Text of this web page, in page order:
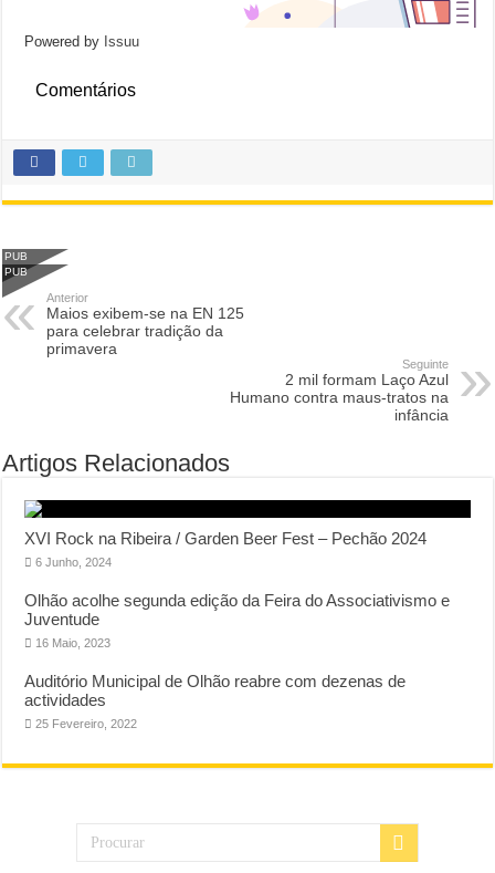
Powered by Issuu
Comentários
PUB
PUB
Anterior
Maios exibem-se na EN 125
para celebrar tradição da
primavera
Seguinte
2 mil formam Laço Azul
Humano contra maus-tratos na
infância
Artigos Relacionados
XVI Rock na Ribeira / Garden Beer Fest – Pechão 2024
6 Junho, 2024
Olhão acolhe segunda edição da Feira do Associativismo e
Juventude
16 Maio, 2023
Auditório Municipal de Olhão reabre com dezenas de
actividades
25 Fevereiro, 2022